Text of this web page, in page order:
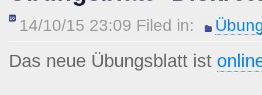
14/10/15 23:09 Filed in:
Das neue Übungsblatt ist